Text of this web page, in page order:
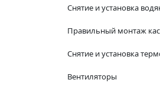
Снятие и установка
Правильный монтаж
Снятие и установка
Вентиляторы